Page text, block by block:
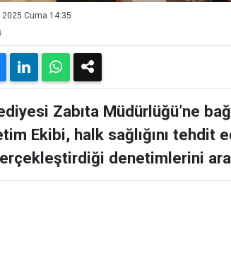
2025 Cuma 14:35
Zabıta Müdürlüğü’ne
Ekibi, halk sağlığını tehdit
denetimlerini